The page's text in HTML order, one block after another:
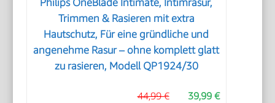
Philips OneBlade Intimate, Intimrasur,
Trimmen & Rasieren mit extra
Hautschutz, Für eine gründliche und
angenehme Rasur – ohne komplett glatt
zu rasieren, Modell QP1924/30
39,99 €
44,99 €